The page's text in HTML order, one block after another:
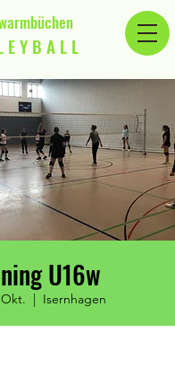
E Y B A L L
U16w
  |
Isernhagen